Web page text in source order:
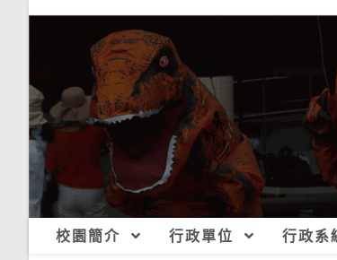
校園簡介 行政單位 行政系